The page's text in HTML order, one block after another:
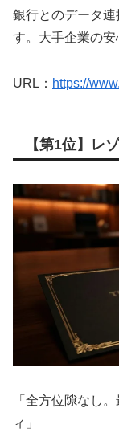
銀行とのデータ
す。大手企業の安
URL： https://
【第1位】レ
「全方位隙なし
ィ」